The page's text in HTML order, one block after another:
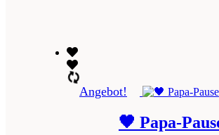
Angebot!
🖤 Papa-